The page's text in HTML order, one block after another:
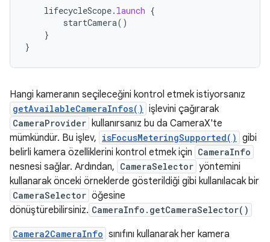
lifecycleScope. launch {
startCamera()
}
}
Hangi kameranın seçileceğini kontrol etmek istiyorsanız
getAvailableCameraInfos() işlevini çağırarak
CameraProvider kullanırsanız bu da CameraX'te
mümkündür. Bu işlev, isFocusMeteringSupported() gibi
belirli kamera özelliklerini kontrol etmek için CameraInfo
nesnesi sağlar. Ardından, CameraSelector yöntemini
kullanarak önceki örneklerde gösterildiği gibi kullanılacak bir
CameraSelector öğesine
dönüştürebilirsiniz. CameraInfo.getCameraSelector()
Camera2CameraInfo sınıfını kullanarak her kamera